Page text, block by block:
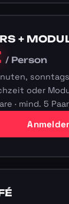
+
/ Person
oder
· mind. 5